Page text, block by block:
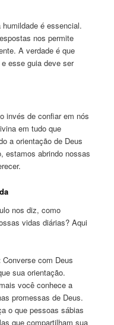
é essencial.
nos permite
A verdade é que
esse guia deve ser
invés de confiar em nós
em tudo que
a orientação de Deus
estamos abrindo nossas
nos diz, como
vidas diárias? Aqui
Converse com Deus
sua orientação.
você conhece a
promessas de Deus.
o que pessoas sábias
que compartilham sua